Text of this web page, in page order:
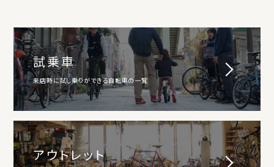
試乗車
来店時に試し乗りができる自転車の一覧
アウトレット